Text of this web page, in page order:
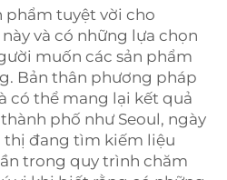
phẩm tuyệt vời cho
và có những lựa chọn
muốn các sản phẩm
Bản thân phương pháp
có thể mang lại kết quả
phố như Seoul, ngày
thị đang tìm kiếm liệu
trong quy trình chăm